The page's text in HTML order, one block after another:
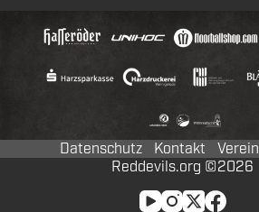
Datenschutz Kontakt Verein
Reddevils.org ©2026